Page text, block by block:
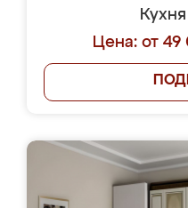
Цена: от 49